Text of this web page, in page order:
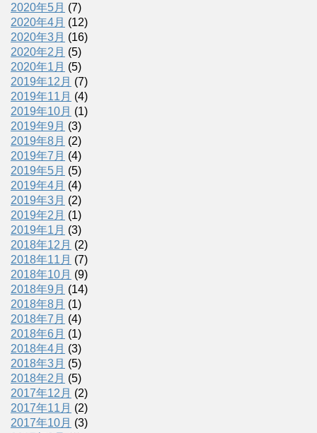
2020年5月 (7)
2020年4月 (12)
2020年3月 (16)
2020年2月 (5)
2020年1月 (5)
2019年12月 (7)
2019年11月 (4)
2019年10月 (1)
2019年9月 (3)
2019年8月 (2)
2019年7月 (4)
2019年5月 (5)
2019年4月 (4)
2019年3月 (2)
2019年2月 (1)
2019年1月 (3)
2018年12月 (2)
2018年11月 (7)
2018年10月 (9)
2018年9月 (14)
2018年8月 (1)
2018年7月 (4)
2018年6月 (1)
2018年4月 (3)
2018年3月 (5)
2018年2月 (5)
2017年12月 (2)
2017年11月 (2)
2017年10月 (3)